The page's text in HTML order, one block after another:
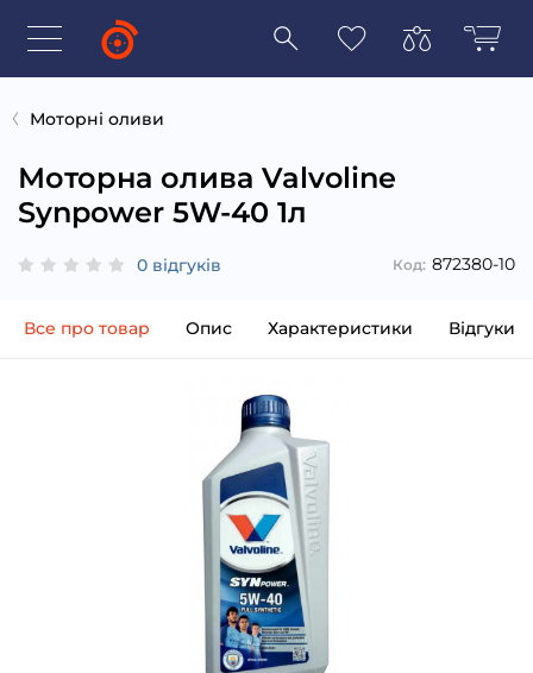
Моторні оливи
Моторна олива Valvoline
Synpower 5W-40 1л
0 відгуків Код: 872380-10
Все про товар Опис Характеристики Відгуки